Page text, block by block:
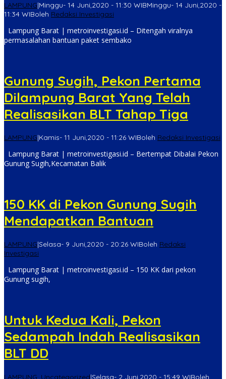
LAMPUNG|Minggu- 14 Juni,2020 - 11:30 WIBMinggu- 14 Juni,2020 -
11:34 WIBoleh Redaksi Investigasi
Lampung Barat | metroinvestigasi.id – Ditengah viralnya
permasalahan bantuan paket sembako
Gunung Sugih, Pekon Pertama
Dilampung Barat Yang Telah
Realisasikan BLT Tahap Tiga
LAMPUNG|Kamis- 11 Juni,2020 - 11:26 WIBoleh Redaksi Investigasi
Lampung Barat | metroinvestigasi.id – Bertempat Dibalai Pekon
Gunung Sugih,Kecamatan Balik
150 KK di Pekon Gunung Sugih
Mendapatkan Bantuan
LAMPUNG|Selasa- 9 Juni,2020 - 20:26 WIBoleh Redaksi
Investigasi
Lampung Barat | metroinvestigasi.id – 150 KK dari pekon
Gunung sugih,
Untuk Kedua Kali, Pekon
Sedampah Indah Realisasikan
BLT DD
LAMPUNG Uncategorized|Selasa- 2 Juni,2020 - 15:49 WIBoleh